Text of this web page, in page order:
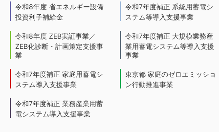
令和8年度 省エネルギー設備
投資利子補給金
令和8年度 ZEB実証事業／
ZEB化診断・計画策定支援事
業
令和7年度補正 家庭用蓄電シ
ステム導入支援事業
令和7年度補正 業務産業用蓄
電システム導入支援事業
令和7年度補正 系統用蓄電シ
ステム等導入支援事業
令和7年度補正 大規模業務産
業用蓄電システム等導入支援
事業
東京都 家庭のゼロエミッショ
ン行動推進事業